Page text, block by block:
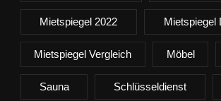
Mietspiegel 2022 Mietspiegel
Mietspiegel Vergleich Möbel
Sauna Schlüsseldienst